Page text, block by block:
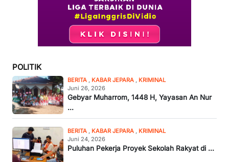
POLITIK
BERITA , KABAR JEPARA , KRIMINAL
Juni 26, 2026
Gebyar Muharrom, 1448 H, Yayasan An Nur
...
BERITA , KABAR JEPARA , KRIMINAL
Juni 24, 2026
Puluhan Pekerja Proyek Sekolah Rakyat di ...